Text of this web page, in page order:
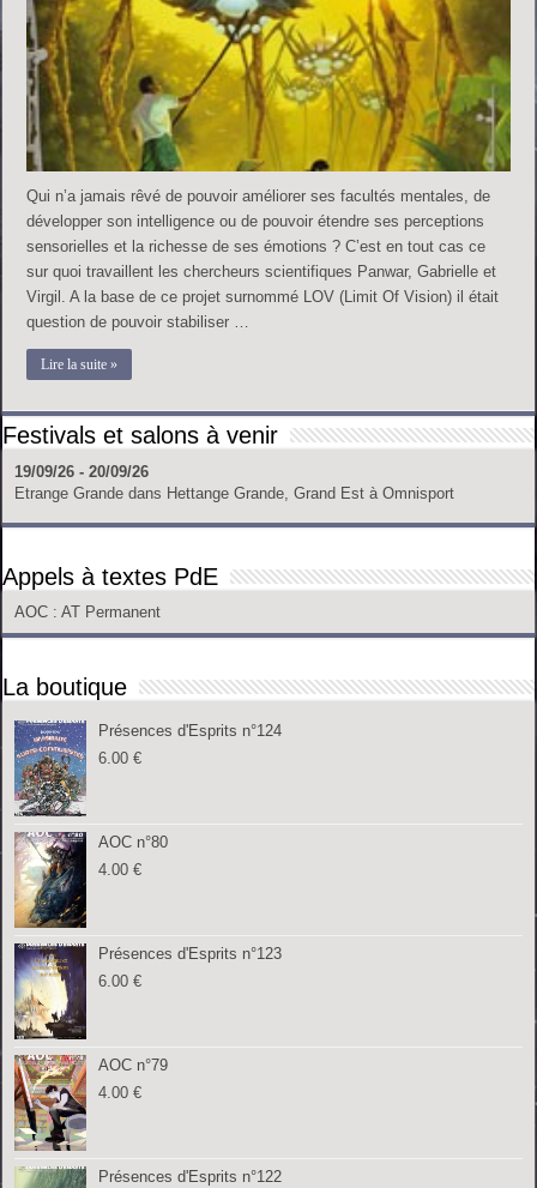
Qui n’a jamais rêvé de pouvoir améliorer ses facultés mentales, de
développer son intelligence ou de pouvoir étendre ses perceptions
sensorielles et la richesse de ses émotions ? C’est en tout cas ce
sur quoi travaillent les chercheurs scientifiques Panwar, Gabrielle et
Virgil. A la base de ce projet surnommé LOV (Limit Of Vision) il était
question de pouvoir stabiliser …
Lire la suite »
Festivals et salons à venir
19/09/26 - 20/09/26
Etrange Grande dans Hettange Grande, Grand Est à Omnisport
Appels à textes PdE
AOC : AT Permanent
La boutique
Présences d'Esprits n°124
6.00€
AOC n°80
4.00€
Présences d'Esprits n°123
6.00€
AOC n°79
4.00€
Présences d'Esprits n°122